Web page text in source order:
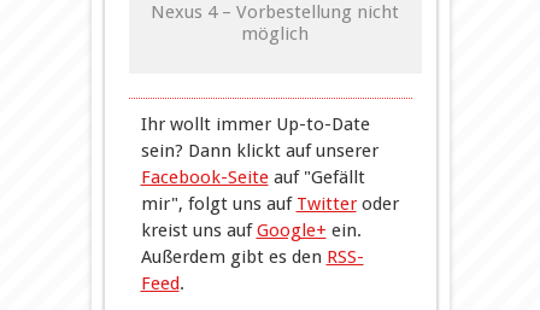
Nexus 4 – Vorbestellung nicht
möglich
Ihr wollt immer Up-to-Date
sein? Dann klickt auf unserer
Facebook-Seiteauf "Gefällt
mir", folgt uns auf Twitteroder
kreist uns aufGoogle+ ein.
Außerdem gibt es den RSS-
Feed.